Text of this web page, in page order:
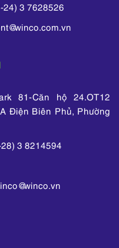
24) 3 7628526
81-Căn hộ 24.OT12
Điện Biên Phủ, Phường
3 8214594